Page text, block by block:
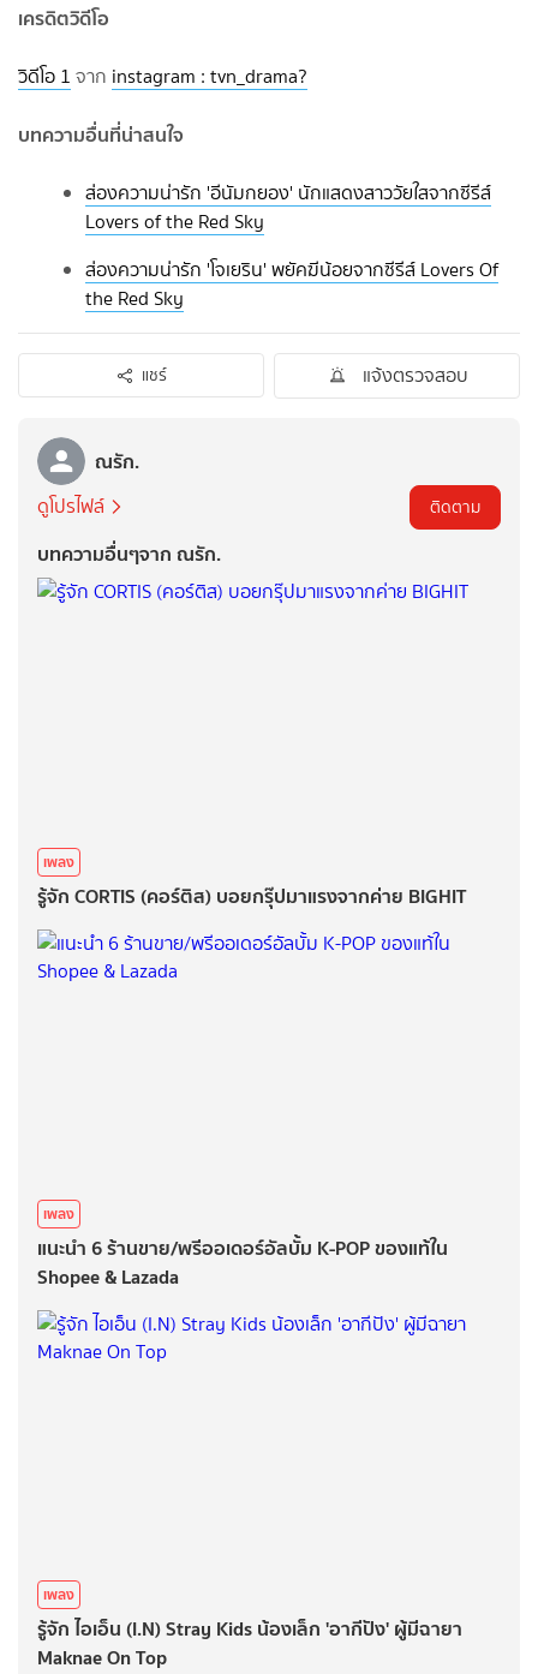
เครดิตวิดีโอ
วิดีโอ 1 จาก instagram : tvn_drama?
บทความอื่นที่น่าสนใจ
ส่องความน่ารัก 'อีนัมกยอง' นักแสดงสาววัยใสจากซีรีส์
Lovers of the Red Sky
ส่องความน่ารัก 'โจเยริน' พยัคฆีน้อยจากซีรีส์ Lovers Of
the Red Sky
แชร์ แจ้งตรวจสอบ
ณรัก.
ดูโปรไฟล์ ติดตาม
บทความอื่นๆจาก ณรัก.
เพลง
รู้จัก CORTIS (คอร์ติส) บอยกรุ๊ปมาแรงจากค่าย BIGHIT
เพลง
แนะนำ 6 ร้านขาย/พรีออเดอร์อัลบั้ม K-POP ของแท้ใน
Shopee & Lazada
เพลง
รู้จัก ไอเอ็น (I.N) Stray Kids น้องเล็ก 'อากีปัง' ผู้มีฉายา
Maknae On Top